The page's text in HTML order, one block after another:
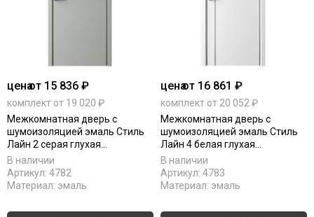
ценаот 15 836 ₽
комплект от 19 020 ₽
Межкомнатная дверь с
шумоизоляцией эмаль Стиль
Лайн 2 серая глухая
алюминиевая кромка
В наличии
Артикул: 4782
Материал: эмаль
ценаот 16 861 ₽
комплект от 20 052 ₽
Межкомнатная дверь с
шумоизоляцией эмаль Стиль
Лайн 4 белая глухая
алюминиевая кромка
В наличии
Артикул: 4783
Материал: эмаль